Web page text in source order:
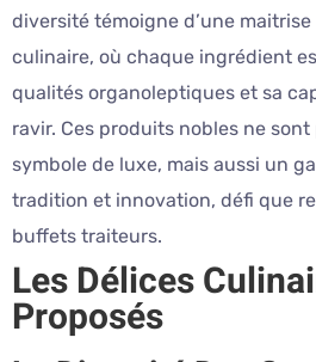
diversité témoigne d’une maitrise
culinaire, où chaque ingrédient
qualités organoleptiques et sa
ravir. Ces produits nobles ne
symbole de luxe, mais aussi un
tradition et innovation, défi que
buffets traiteurs.
Les Délices
Proposés